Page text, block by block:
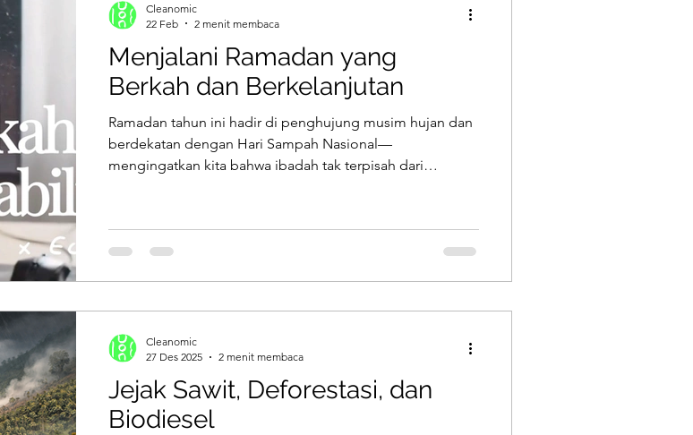
Menjalani Ramadan yang
Berkah dan Berkelanjutan
Ramadan tahun ini hadir di penghujung musim hujan dan
berdekatan dengan Hari Sampah Nasional—
mengingatkan kita bahwa ibadah tak terpisah dari
Ramadan di beberapa daerah, muhasabah perlu
diwujudkan dalam gaya hidup yang lebih sadar,
Cleanomic
22 Feb
2 menit membaca
Jejak Sawit, Deforestasi, dan
Biodiesel
Cleanomic
27 Des 2025
2 menit membaca